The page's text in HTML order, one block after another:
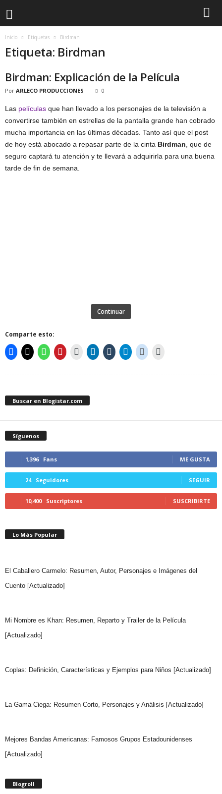
Inicio Etiquetas Birdman
Etiqueta: Birdman
Birdman: Explicación de la Película
Por ARLECO PRODUCCIONES 0
Las películas que han llevado a los personajes de la televisión a
convertirse también en estrellas de la pantalla grande han cobrado
mucha importancia en las últimas décadas. Tanto así que el post
de hoy está abocado a repasar parte de la cinta Birdman , que de
seguro captará tu atención y te llevará a adquirirla para una buena
tarde de fin de semana.
Continuar
Comparte esto:
Buscar en Blogistar.com
Síguenos
1,396 Fans ME GUSTA
24 Seguidores SEGUIR
10,400 Suscriptores SUSCRIBIRTE
Lo Más Popular
El Caballero Carmelo: Resumen, Autor, Personajes e Imágenes del
Cuento [Actualizado]
Mi Nombre es Khan: Resumen, Reparto y Trailer de la Película
[Actualizado]
Coplas: Definición, Características y Ejemplos para Niños [Actualizado]
La Gama Ciega: Resumen Corto, Personajes y Análisis [Actualizado]
Mejores Bandas Americanas: Famosos Grupos Estadounidenses
[Actualizado]
Blogroll